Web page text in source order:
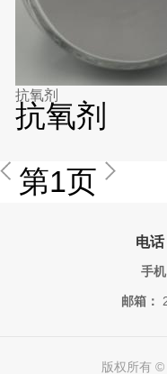
抗氧剂
抗氧剂
第1页
电
手机
邮箱：
版权所有